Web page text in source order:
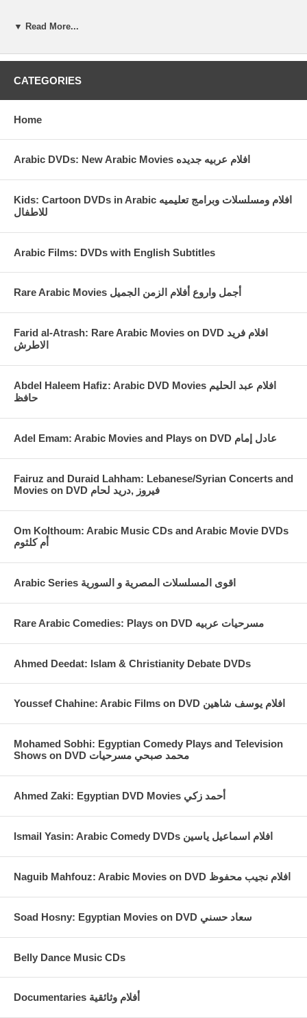
▼ Read More...
CATEGORIES
Home
Arabic DVDs: New Arabic Movies افلام عربيه جديده
Kids: Cartoon DVDs in Arabic افلام ومسلسلات وبرامج تعليميه
للاطفال
Arabic Films: DVDs with English Subtitles
Rare Arabic Movies أجمل واروع أفلام الزمن الجميل
Farid al-Atrash: Rare Arabic Movies on DVD افلام فريد
الاطرش
Abdel Haleem Hafiz: Arabic DVD Movies افلام عبد الحليم
حافظ
Fairuz and Duraid Lahham: Lebanese/Syrian Concerts and
Movies on DVD فيروز ,دريد لحام
Om Kolthoum: Arabic Music CDs and Arabic Movie DVDs
أم كلثوم
Arabic Series اقوى المسلسلات المصرية و السورية
Rare Arabic Comedies: Plays on DVD مسرحيات عربيه
Ahmed Deedat: Islam & Christianity Debate DVDs
Youssef Chahine: Arabic Films on DVD افلام يوسف شاهين
Mohamed Sobhi: Egyptian Comedy Plays and Television
Shows on DVD محمد صبحي مسرحيات
Ahmed Zaki: Egyptian DVD Movies أحمد زكي
Ismail Yasin: Arabic Comedy DVDs افلام اسماعيل ياسين
Naguib Mahfouz: Arabic Movies on DVD افلام نجيب محفوظ
Soad Hosny: Egyptian Movies on DVD سعاد حسني
Belly Dance Music CDs
Documentaries أفلام وثائقية